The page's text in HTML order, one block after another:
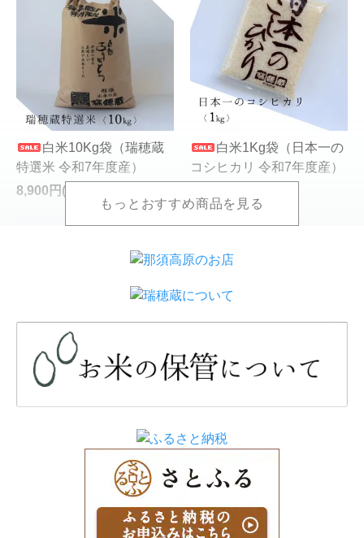
白米10Kg袋（瑞穂蔵
特選米 令和7年度産）
8,900円(税込)
白米1Kg袋（日本一の
コシヒカリ 令和7年度産）
コシヒカリ 令和7年度産）
のコシヒカリ 令和7年度
産）